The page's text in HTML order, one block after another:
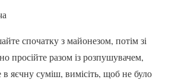
спочатку з майонезом, потім зі
просійте разом із розпушувачем,
яєчну суміш, вимісіть, щоб не було